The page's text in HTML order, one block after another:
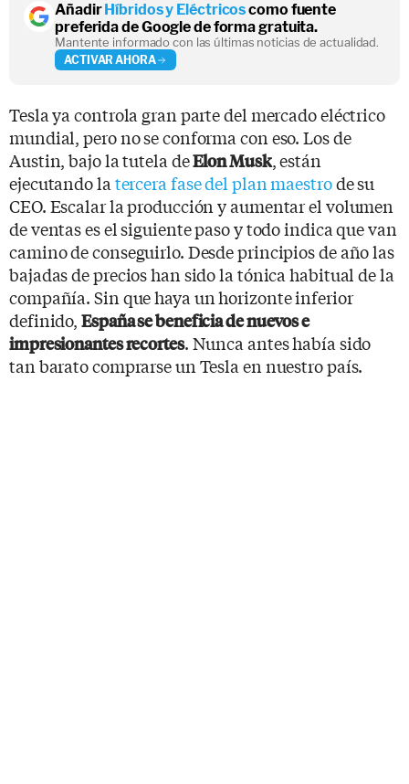
AñadirHíbridos y Eléctricoscomo fuente
preferida de Google de forma gratuita.
Mantente informado con las últimas noticias de actualidad.
ACTIVAR AHORA
Tesla ya controla gran parte del mercado eléctrico
mundial, pero no se conforma con eso. Los de
Austin, bajo la tutela deElon Musk, están
ejecutando la tercera fase del plan maestrode su
CEO. Escalar la producción y aumentar el volumen
de ventas es el siguiente paso y todo indica que van
camino de conseguirlo. Desde principios de año las
bajadas de precios han sido la tónica habitual de la
compañía. Sin que haya un horizonte inferior
definido,España se beneficia de nuevos e
impresionantes recortes. Nunca antes había sido
tan barato comprarse un Tesla en nuestro país.